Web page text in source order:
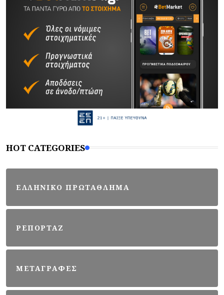
HOT CATEGORIES
ΕΛΛΗΝΙΚΟ ΠΡΩΤΑΘΛΗΜΑ
ΡΕΠΟΡΤΑΖ
ΜΕΤΑΓΡΑΦΕΣ